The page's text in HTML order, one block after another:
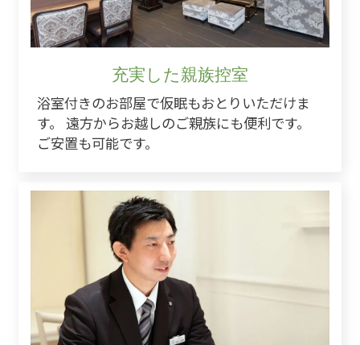
充実した親族控室
浴室付きのお部屋で仮眠もおとりいただけま
す。 遠方からお越しのご親族にも便利です。
ご安置も可能です。